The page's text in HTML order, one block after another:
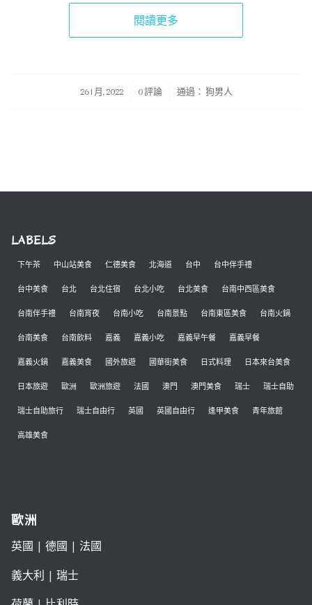
閱讀更多
26 1 月, 2022
/ 0 評論 通過： 狗男人
LABELS
下午茶 中山站美食 仁德美食 北海道 台中 台中伴手禮
台中美食 台北 台北住宿 台北小吃 台北美食 台南中西區美食
台南伴手禮 台南宵夜 台南小吃 台南景點 台南東區美食 台南火鍋
台南美食 台南飲料 嘉義 嘉義小吃 嘉義早午餐 嘉義早餐
嘉義火鍋 嘉義美食 國外旅遊 國華街美食 日式料理 日本來台美食
日本旅遊 歐洲 歐洲旅遊 法國 澳門 澳門美食 瑞士 瑞士自助
瑞士自助旅行 瑞士自由行 英國 英國自由行 逢甲美食 青年旅館
高雄美食
歐洲
英國 | 德國 | 法國
義大利 | 瑞士